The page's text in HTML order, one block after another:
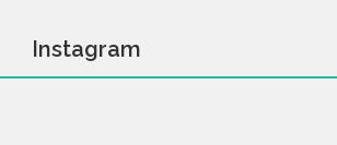
Instagram